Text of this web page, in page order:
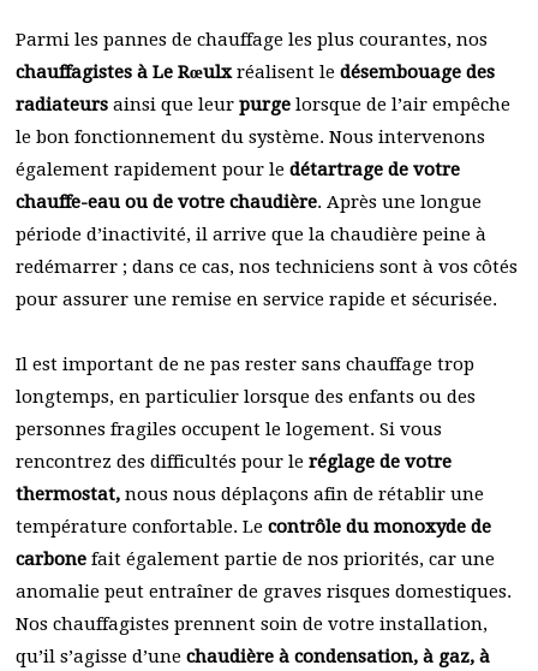
Parmi les pannes de chauffage les plus courantes, nos
chauffagistes à Le Rœulxréalisent le désembouage des
radiateurs ainsi que leur purge lorsque de l’air empêche
le bon fonctionnement du système. Nous intervenons
également rapidement pour le détartrage de votre
chauffe-eau ou de votre chaudière. Après une longue
période d’inactivité, il arrive que la chaudière peine à
redémarrer ; dans ce cas, nos techniciens sont à vos côtés
pour assurer une remise en service rapide et sécurisée.
Il est important de ne pas rester sans chauffage trop
longtemps, en particulier lorsque des enfants ou des
personnes fragiles occupent le logement. Si vous
rencontrez des difficultés pour le réglage de votre
thermostat, nous nous déplaçons afin de rétablir une
température confortable. Le contrôle du monoxyde de
carbone fait également partie de nos priorités, car une
anomalie peut entraîner de graves risques domestiques.
Nos chauffagistes prennent soin de votre installation,
qu’il s’agisse d’une chaudière à condensation, à gaz, à